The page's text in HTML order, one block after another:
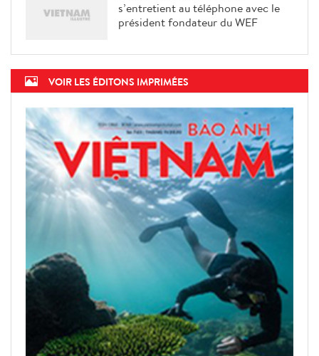
s’entretient au téléphone avec le
président fondateur du WEF
VOIR LES ÉDITONS IMPRIMÉES